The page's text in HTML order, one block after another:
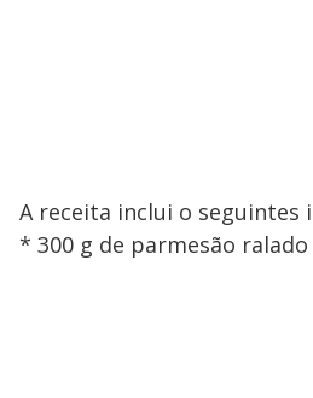
A receita inclui o seguintes
* 300 g de parmesão ralado